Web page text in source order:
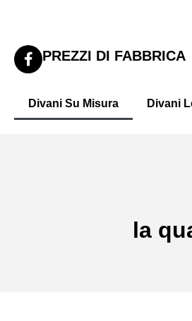
PREZZI DI FABBRICA
Divani Su Misura Divani
la